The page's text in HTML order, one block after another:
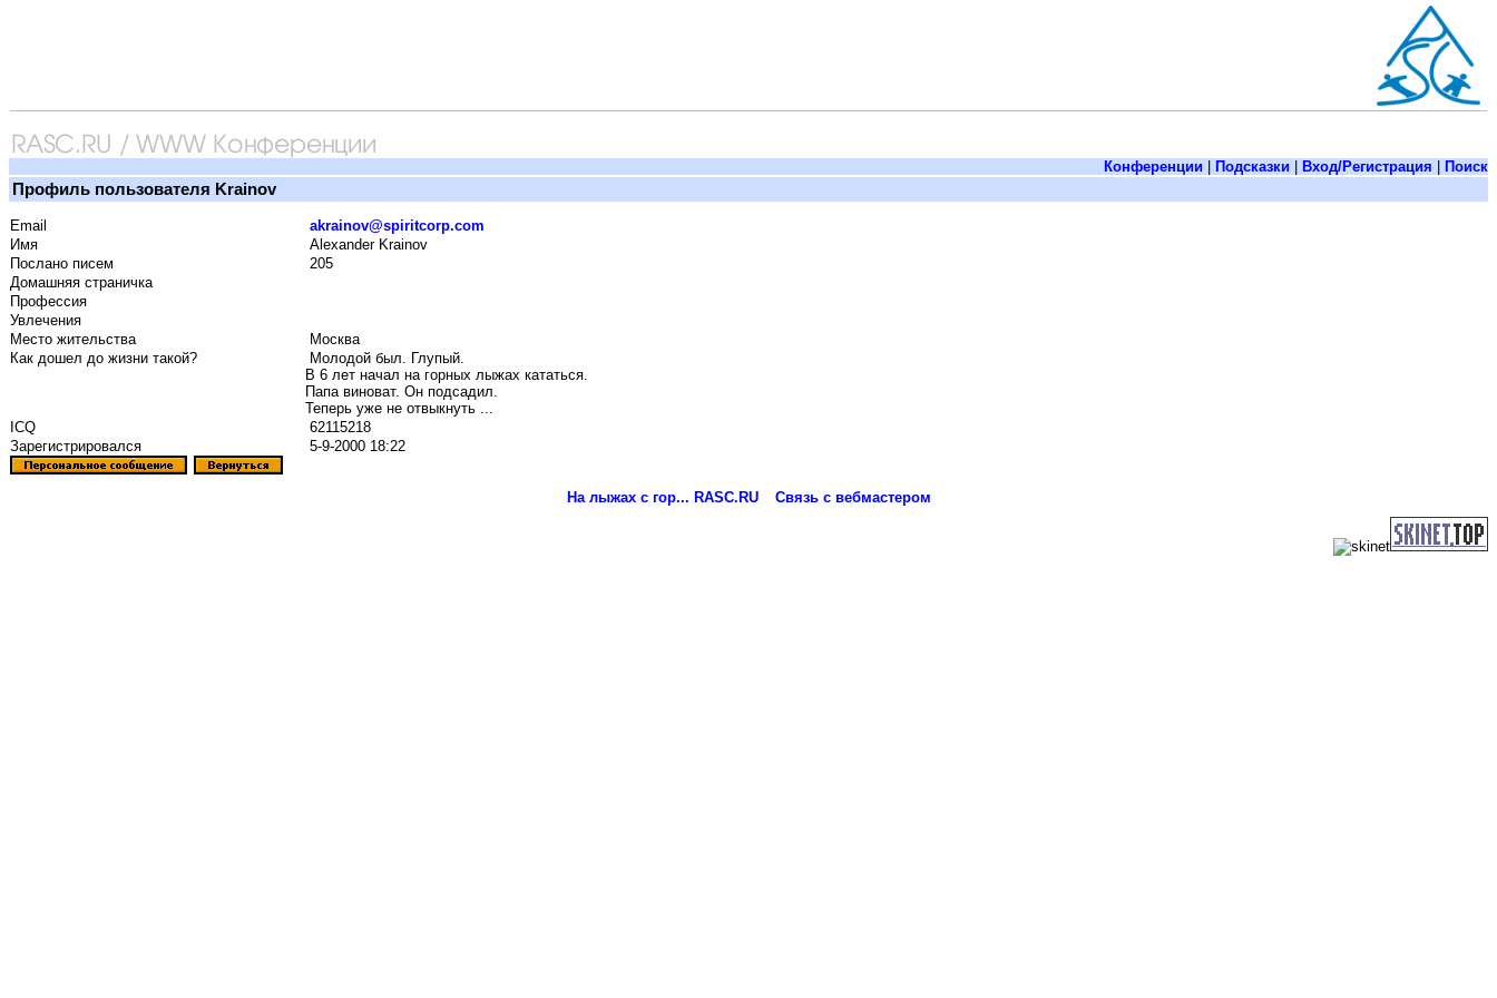
Конференции Подсказки Вход/Регистрация Поиск
Профиль пользователя Krainov
Email
akrainov@spiritcorp.com
Имя
Alexander Krainov
Послано писем
205
Домашняя страничка
Профессия
Увлечения
Место жительства
Москва
Как дошел до жизни такой?
Молодой был. Глупый.
В 6 лет начал на горных лыжах кататься.
Папа виноват. Он подсадил.
Теперь уже не отвыкнуть ...
ICQ
62115218
Зарегистрировался
5-9-2000 18:22
На лыжах с гор... RASC.RU Связь с вебмастером